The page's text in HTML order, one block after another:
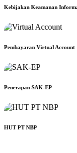
Kebijakan Keamanan
Pembayaran Virtual Account
Penerapan SAK-EP
HUT PT NBP